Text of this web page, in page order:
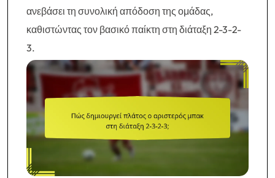
ανεβάσει τη συνολική απόδοση της ομάδας,
καθιστώντας τον βασικό παίκτη στη διάταξη 2-3-2-
3.